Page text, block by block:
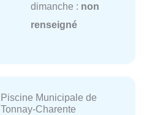
dimanche : non
renseigné
Piscine Municipale de
Tonnay-Charente